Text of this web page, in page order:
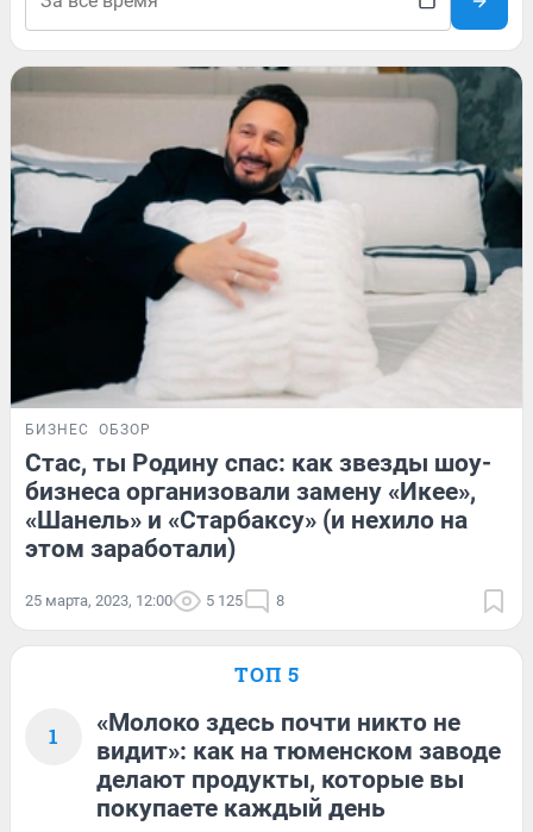
БИЗНЕС ОБЗОР
Стас, ты Родину спас: как звезды шоу-
бизнеса организовали замену «Икее»,
«Шанель» и «Старбаксу» (и нехило на
этом заработали)
25 марта, 2023, 12:00 5 125 8
ТОП 5
1
«Молоко здесь почти никто не
видит»: как на тюменском заводе
делают продукты, которые вы
покупаете каждый день